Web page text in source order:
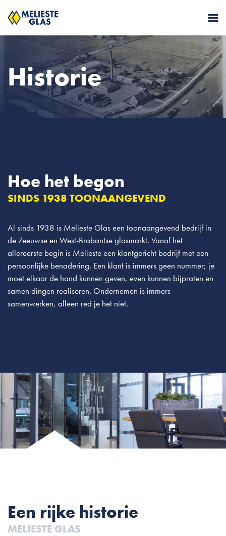
Historie
Hoe het begon
SINDS 1938 TOONAANGEVEND
Al sinds 1938 is Melieste Glas een toonaangevend bedrijf in
de Zeeuwse en West-Brabantse glasmarkt. Vanaf het
allereerste begin is Melieste een klantgericht bedrijf met een
persoonlijke benadering. Een klant is immers geen nummer; je
moet elkaar de hand kunnen geven, even kunnen bijpraten en
samen dingen realiseren. Ondernemen is immers
samenwerken, alleen red je het niet.
Een rijke historie
MELIESTE GLAS